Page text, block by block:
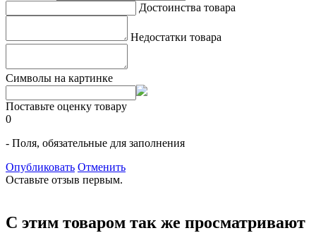
Достоинства товара
Недостатки товара
Символы на картинке
Поставьте оценку товару
0
- Поля, обязательные для заполнения
Опубликовать Отменить
Оставьте отзыв первым.
С этим товаром так же просматривают